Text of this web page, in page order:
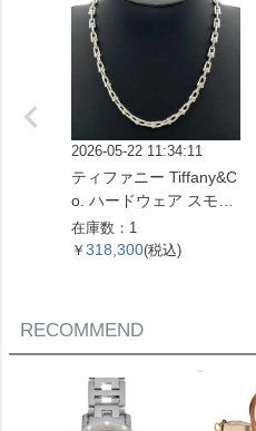
2026-05-22 11:34:11
ティファニー Tiffany&C
o. ハードウェア スモー
ルリンク ネックレス 60
153093 SV925 42.4g シ
在庫数：1
￥ 318,300(税込)
RECOMMEND